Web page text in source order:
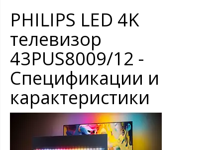
PHILIPS LED 4K
телевизор
43PUS8009/12 -
Спецификации и
карактеристики